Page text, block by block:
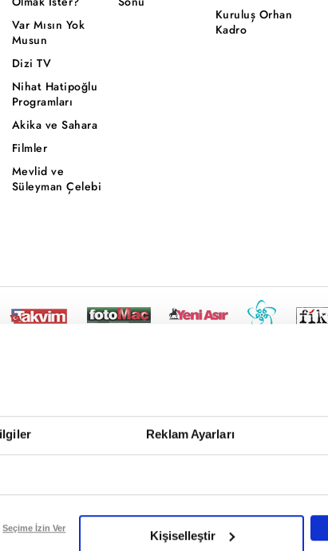
Reklam Ayarları
Seçime İzin Ver
Kişiselleştir
Var Mısın Yok
Musun
Dizi TV
Nihat Hatipoğlu
Programları
Akika ve Sahara
Filmler
Mevlid ve
Süleyman Çelebi
Kuruluş Orhan
Kadro